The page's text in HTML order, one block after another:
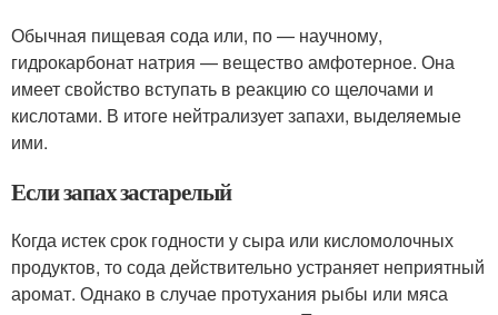
Обычная пищевая сода или, по — научному,
гидрокарбонат натрия — вещество амфотерное. Она
имеет свойство вступать в реакцию со щелочами и
кислотами. В итоге нейтрализует запахи, выделяемые
ими.
Если запах застарелый
Когда истек срок годности у сыра или кисломолочных
продуктов, то сода действительно устраняет неприятный
аромат. Однако в случае протухания рыбы или мяса